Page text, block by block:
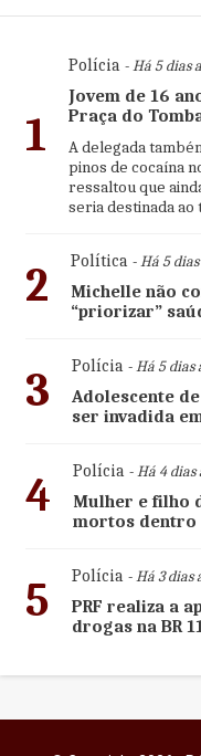
1
Polícia- Há 5 dias
Jovem de 16
Praça do
A delegada
pinos de cocaína
ressaltou que
seria destinada ao
2 Política- Há 5
Michelle não
“priorizar”
3 Polícia- Há 5 dias
Adolescente
ser invadida
4 Polícia- Há 4 dias
Mulher e filho
mortos dentro
5 Polícia- Há 3 dias
PRF realiza a
drogas na BR